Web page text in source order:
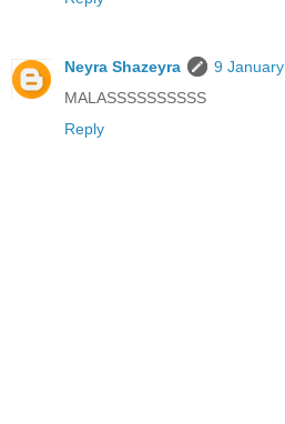
Neyra Shazeyra
9
MALASSSSSSSSSS
Reply